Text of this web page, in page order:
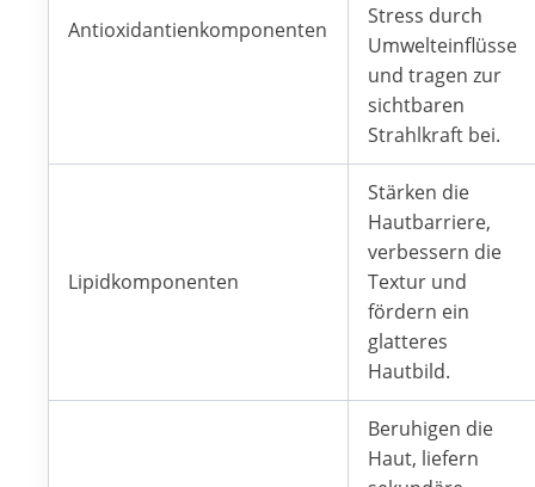
Antioxidantienkomponenten
Stress durch
Umwelteinflüsse
und tragen zur
sichtbaren
Strahlkraft bei.
Lipidkomponenten
Stärken die
Hautbarriere,
verbessern die
Textur und
fördern ein
glatteres
Hautbild.
Beruhigen die
Haut, liefern